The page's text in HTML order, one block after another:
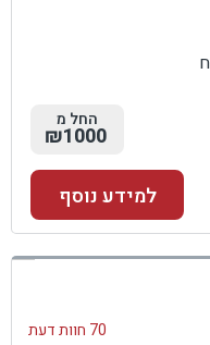
החל מ
₪1000
למידע נוסף
70 חוות דעת